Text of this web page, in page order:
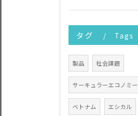
タグ Tags
製品 社会課題
サーキュラーエコノミー
ベトナム エシカル